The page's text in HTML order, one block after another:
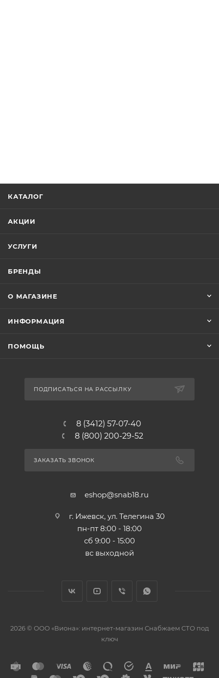
КАТАЛОГ
АКЦИИ
УСЛУГИ
БРЕНДЫ
О МАГАЗИНЕ
ИНФОРМАЦИЯ
ПОМОЩЬ
ПОДПИСАТЬСЯ НА РАССЫЛКУ
8 (3412) 57-07-40
8 (800) 200-29-52
ЗАКАЗАТЬ ЗВОНОК
eshop@snab18.ru
г. Ижевск, ул. Телегина 30
пн-пт 8:00 - 18:00
сб 9:00 - 15:00
вс выходной
2026 © ООО «Виона»: интернет-магазин Снабжаем СТО под
ключ